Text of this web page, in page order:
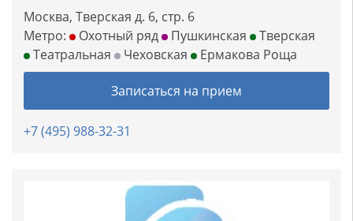
Москва, Тверская д. 6, стр. 6
Метро:
Охотный ряд Пушкинская
Тверская
Театральная
Чеховская Ермакова Роща
Записаться на прием
+7 (495) 988-32-31